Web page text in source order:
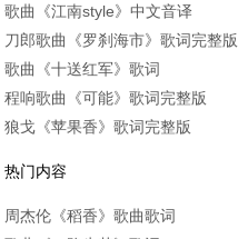
歌曲《江南style》中文音译
刀郎歌曲《罗刹海市》歌词完整版
歌曲《十送红军》歌词
程响歌曲《可能》歌词完整版
狼戈《苹果香》歌词完整版
热门内容
周杰伦《稻香》歌曲歌词